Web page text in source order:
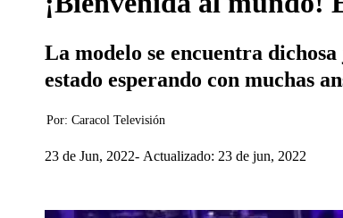
La modelo se encuentra
estado esperando con muchas
Por: Caracol Televisión
23 de Jun, 2022 Actualizado: 23 de jun, 2022